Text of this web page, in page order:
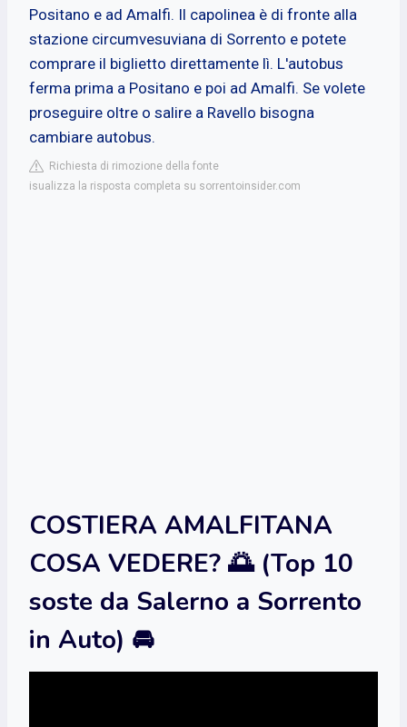
Positano e ad Amalfi. Il capolinea è di fronte alla
stazione circumvesuviana di Sorrento e potete
comprare il biglietto direttamente lì. L'autobus
ferma prima a Positano e poi ad Amalfi. Se volete
proseguire oltre o salire a Ravello bisogna
cambiare autobus.
Richiesta di rimozione della fonte
isualizza la risposta completa su sorrentoinsider.com
COSTIERA AMALFITANA
COSA VEDERE? 🌅 (Top 10
soste da Salerno a Sorrento
in Auto) 🚘